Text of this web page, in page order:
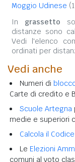
Moggio Udinese
In grassetto
distanze sono
Vedi l'elenco
ordinati per
Vedi anche
Numeri di
Carte di credito e
Scuole Artegna
medie e superiori
Calcola il
Le Elezioni
comuni al voto